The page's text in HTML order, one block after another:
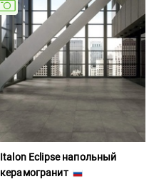
Italon Eclipse напольный
керамогранит